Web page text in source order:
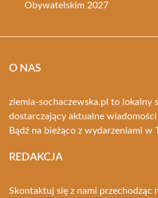
Obywatelskim 2027
O NAS
ziemia-sochaczewska.pl to lokalny
dostarczający aktualne
Bądź na bieżąco z wydarzeniami w
REDAKCJA
Skontaktuj się z nami przechodząc